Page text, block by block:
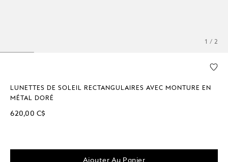
1 / 2
LUNETTES DE SOLEIL RECTANGULAIRES AVEC MONTURE EN
MÉTAL DORÉ
620,00 C$
Ajouter Au Panier